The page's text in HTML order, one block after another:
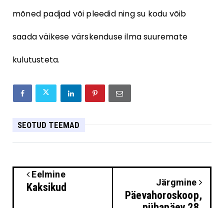
mõned padjad või pleedid ning su kodu võib
saada väikese värskenduse ilma suuremate
kulutusteta.
SEOTUD TEEMAD
Eelmine
Kaksikud Järgmine
Päevahoroskoop,